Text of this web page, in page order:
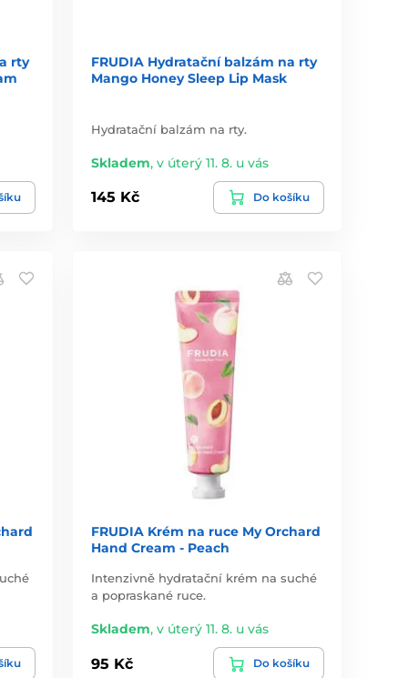
rty
FRUDIA Hydratační balzám na rty
Mango Honey Sleep Lip Mask
Hydratační balzám na rty.
Skladem,v úterý 11. 8. u vás
145 Kč Do košíku
FRUDIA Krém na ruce My Orchard
Hand Cream - Peach
Intenzivně hydratační krém na suché
a popraskané ruce.
Skladem,v úterý 11. 8. u vás
95 Kč Do košíku